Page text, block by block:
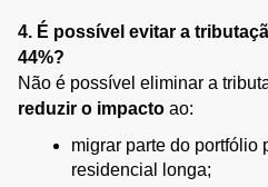
4. É possível evitar a
44%?
reduzir o impacto ao:
migrar parte do portfólio
residencial longa;